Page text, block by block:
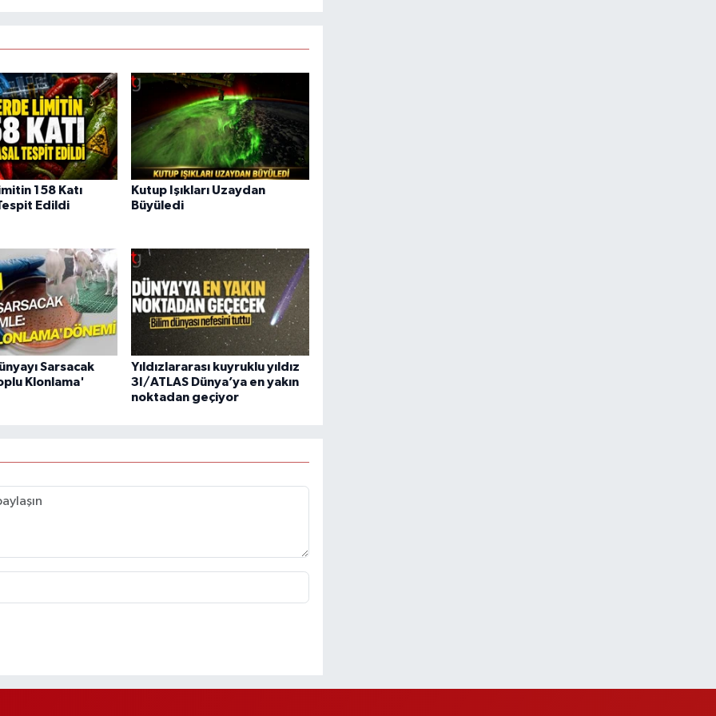
158 Katı
Edildi
Kutup Işıkları Uzaydan
Büyüledi
Sarsacak
Klonlama'
Yıldızlararası kuyruklu yıldız
3I/ATLAS Dünya’ya en yakın
noktadan geçiyor